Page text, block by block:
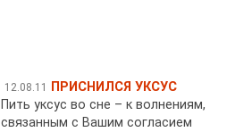
12.08.11
ПРИСНИЛСЯ УКСУС
Пить уксус во сне – к волнениям,
связанным с Вашим согласием